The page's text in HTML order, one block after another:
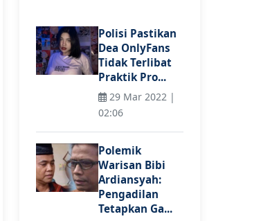
Polisi Pastikan
Dea OnlyFans
Tidak Terlibat
Praktik Pro...
29 Mar 2022 |
02:06
Polemik
Warisan Bibi
Ardiansyah:
Pengadilan
Tetapkan Ga...